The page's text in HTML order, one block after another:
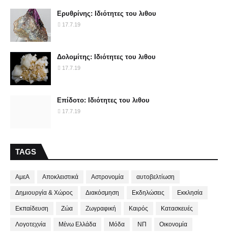
Ερυθρίνης: Ιδιότητες του λιθου
17.7.19
Δολομίτης: Ιδιότητες του λιθου
17.7.19
Επίδοτο: Ιδιότητες του λιθου
17.7.19
TAGS
ΑμεΑ Αποκλειστικά Αστρονομία αυτοβελτίωση
Δημιουργία & Χώρος Διακόσμηση Εκδηλώσεις Εκκλησία
Εκπαίδευση Ζώα Ζωγραφική Καιρός Κατασκευές
Λογοτεχνία Μένω Ελλάδα Μόδα ΝΠ Οικονομία